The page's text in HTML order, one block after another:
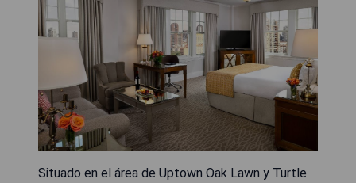
Situado en el área de Uptown Oak Lawn y Turtle